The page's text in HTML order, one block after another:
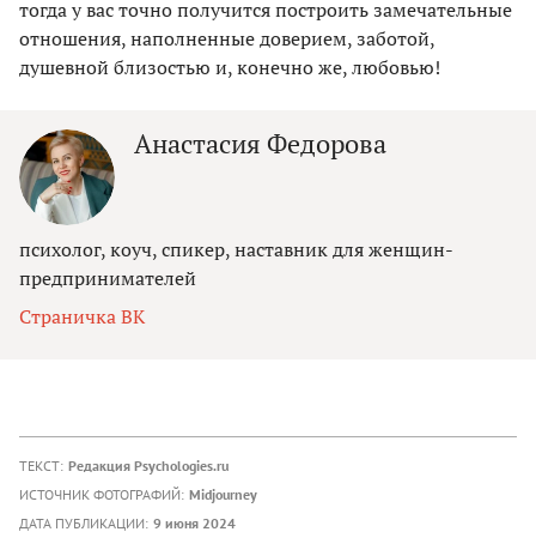
тогда у вас точно получится построить замечательные
отношения, наполненные доверием, заботой,
душевной близостью и, конечно же, любовью!
Анастасия Федорова
психолог, коуч, спикер, наставник для женщин-
предпринимателей
Страничка ВК
ТЕКСТ: Редакция Psychologies.ru
ИСТОЧНИК ФОТОГРАФИЙ: Midjourney
ДАТА ПУБЛИКАЦИИ: 9 июня 2024